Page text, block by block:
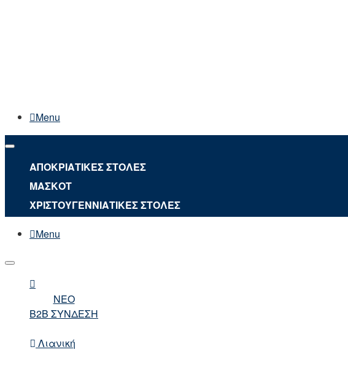
Menu
ΑΠΟΚΡΙΑΤΙΚΕΣ ΣΤΟΛΕΣ
ΜΑΣΚΟΤ
ΧΡΙΣΤΟΥΓΕΝΝΙΑΤΙΚΕΣ ΣΤΟΛΕΣ
Menu
NEO
B2B ΣΥΝΔΕΣΗ
Λιανική